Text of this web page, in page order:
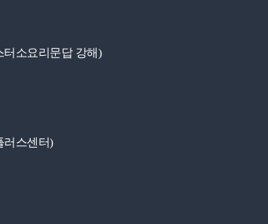
소요리문답 강해)
러스센터)